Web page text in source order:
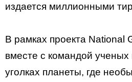
издается миллионными
В рамках проекта National
вместе с командой
уголках планеты, где